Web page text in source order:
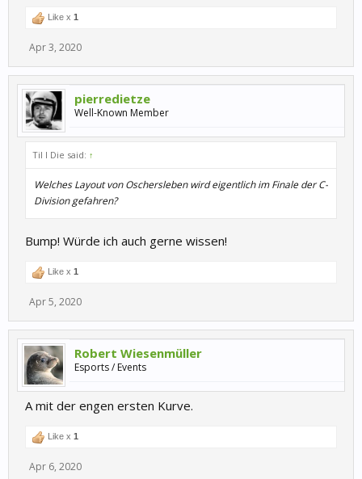
Like x 1
Apr 3, 2020
pierredietze
Well-Known Member
Til I Die said: ↑
Welches Layout von Oschersleben wird eigentlich im Finale der C-
Division gefahren?
Bump! Würde ich auch gerne wissen!
Like x 1
Apr 5, 2020
Robert Wiesenmüller
Esports / Events
A mit der engen ersten Kurve.
Like x 1
Apr 6, 2020